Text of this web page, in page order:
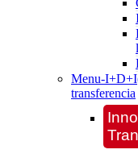
Menu-
transferencia